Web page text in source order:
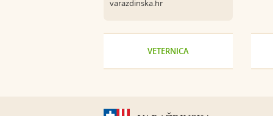
varazdinska.hr
VETERNICA